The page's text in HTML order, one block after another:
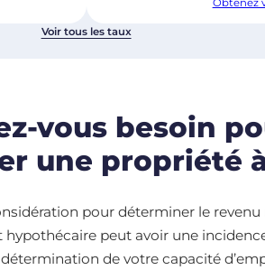
Obtenez
Voir tous les taux
vous besoin
une propriété
pour déterminer le revenu
peut avoir une
de votre capacité